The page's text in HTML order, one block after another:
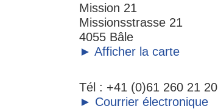
Mission 21
Missionsstrasse 21
4055 Bâle
► Afficher la carte
Tél : +41 (0)61 260 21 20
► Courrier électronique